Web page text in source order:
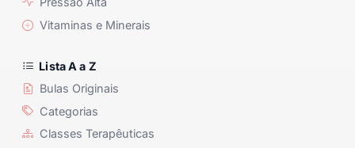
Vitaminas e Minerais
Lista A a Z
Bulas Originais
Categorias
Classes Terapêuticas